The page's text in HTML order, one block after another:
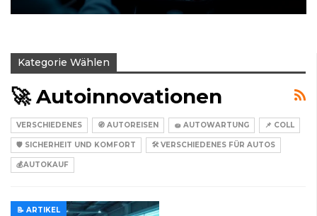
Kategorie Wählen
🚀 Autoinnovationen
VERSCHIEDENES 🧭 AUTOREISEN 🧽 AUTOWARTUNG 📌 COLL
🛡️ SICHERHEIT UND KOMFORT 🛠️ VERSCHIEDENES FÜR AUTOS
💰AUTOKAUF
📝 ARTIKEL